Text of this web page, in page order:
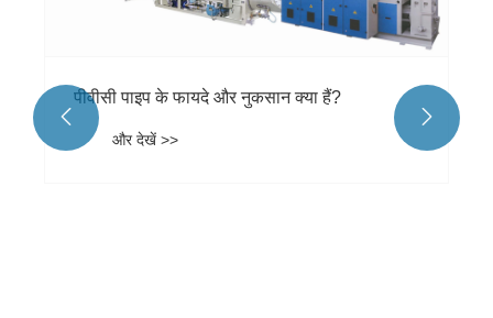
पीवीसी पाइप के फायदे और नुकसान क्या हैं?
और देखें >>
 